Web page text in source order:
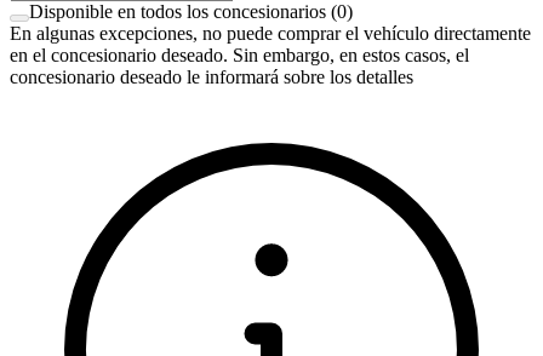
Disponible en todos los concesionarios (0)
En algunas excepciones, no puede comprar el vehículo directamente
en el concesionario deseado. Sin embargo, en estos casos, el
concesionario deseado le informará sobre los detalles